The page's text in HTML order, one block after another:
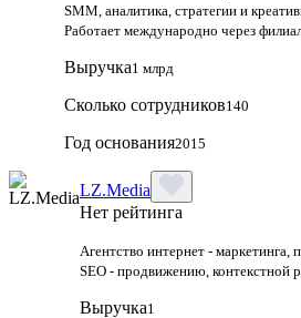
SMM, аналитика, стратегии и
Работает международно через
Выручка1 млрд
Сколько сотрудников140
Год основания2015
LZ.Media
Нет рейтинга
Агентство интернет - маркетинга,
SEO - продвижению, контекстной
Выручка1